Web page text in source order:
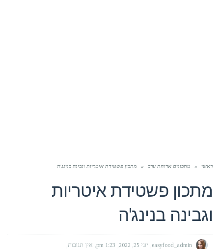
ראשי » מתכונים ארוחת ערב » מתכון פשטידת איטריות וגבינה בנינג'ה
מתכון פשטידת איטריות
וגבינה בנינג'ה
easyfood_admin יוני 25, 2022 1:23 pm אין תגובות